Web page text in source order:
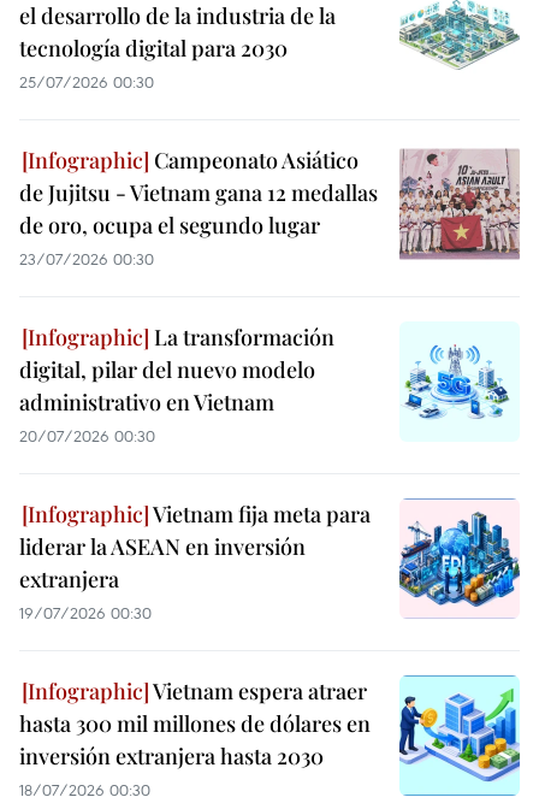
el desarrollo de la industria de la
tecnología digital para 2030
25/07/2026 00:30
Campeonato Asiático
de Jujitsu - Vietnam gana 12 medallas
de oro, ocupa el segundo lugar
23/07/2026 00:30
La transformación
digital, pilar del nuevo modelo
administrativo en Vietnam
20/07/2026 00:30
Vietnam fija meta para
liderar la ASEAN en inversión
extranjera
19/07/2026 00:30
Vietnam espera atraer
hasta 300 mil millones de dólares en
inversión extranjera hasta 2030
18/07/2026 00:30